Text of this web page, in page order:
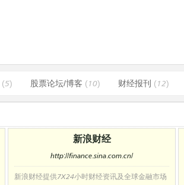
(5) 股票论坛/博客 (10) 财经报刊 (12)
新浪财经
http://finance.sina.com.cn/
新浪财经提供7X24小时财经资讯及全球金融市场